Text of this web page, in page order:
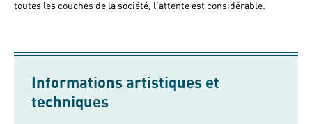
toutes les couches de la société, l'attente est considérable.
Informations artistiques et
techniques